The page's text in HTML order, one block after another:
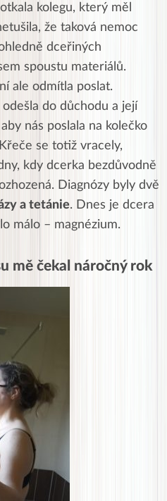
kolegu, který měl
že taková nemoc
dceřiných
spoustu materiálů.
ale odmítla poslat.
do důchodu a její
nás poslala na kolečko
se totiž vracely,
kdy dcerka bezdůvodně
Diagnózy byly dvě
a tetánie. Dnes je dcera
málo – magnézium.
mě čekal náročný rok